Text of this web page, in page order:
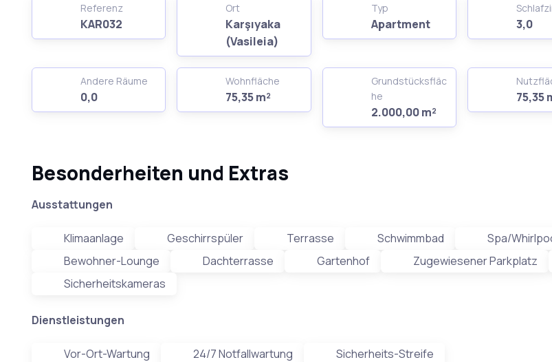
Referenz
KAR032
Ort
Karşıyaka
(Vasileia)
Typ
Apartment 3,0
Andere Räume
0,0
Wohnfläche
75,35 m²
Grundstücksfläc
he
2.000,00 m²
75,35
Besonderheiten und Extras
Ausstattungen
Klimaanlage Geschirrspüler Terrasse Schwimmbad Spa/
Bewohner-Lounge
Dachterrasse Gartenhof Zugewiesener Parkplatz
Sicherheitskameras
Dienstleistungen
Vor-Ort-Wartung 24/7 Notfallwartung Sicherheits-Streife